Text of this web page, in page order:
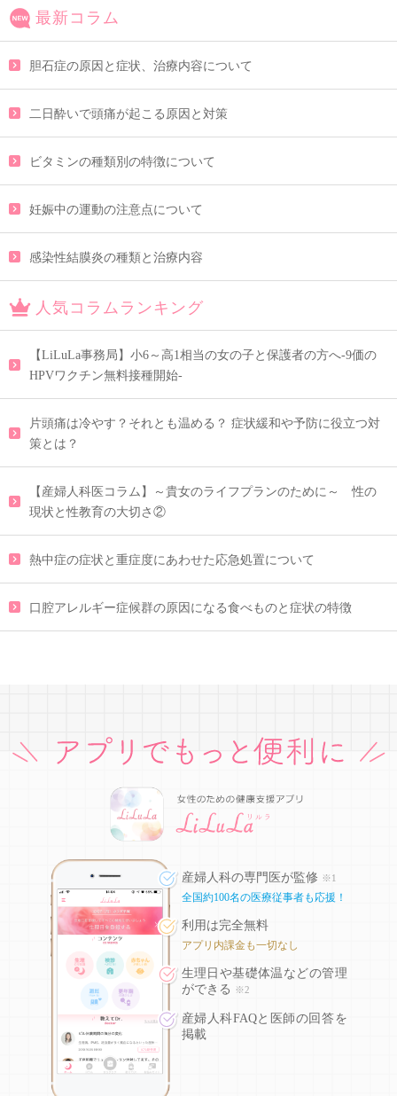
最新コラム
胆石症の原因と症状、治療内容について
二日酔いで頭痛が起こる原因と対策
ビタミンの種類別の特徴について
妊娠中の運動の注意点について
感染性結膜炎の種類と治療内容
人気コラムランキング
【LiLuLa事務局】小6～高1相当の女の子と保護者の方へ-9価の
HPVワクチン無料接種開始-
片頭痛は冷やす？それとも温める？ 症状緩和や予防に役立つ対
策とは？
【産婦人科医コラム】～貴女のライフプランのために～ 性の
現状と性教育の大切さ②
熱中症の症状と重症度にあわせた応急処置について
口腔アレルギー症候群の原因になる食べものと症状の特徴
産婦人科の専門医が監修 ※1
全国約100名の医療従事者も応援！
利用は完全無料
アプリ内課金も一切なし
生理日や基礎体温などの管理
ができる
※2
産婦人科FAQと医師の回答を
掲載